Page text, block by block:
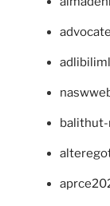
balithut-